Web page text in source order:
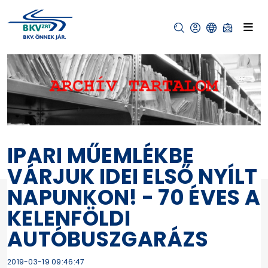
IPARI MŰEMLÉKBE
VÁRJUK IDEI ELSŐ NYÍLT
NAPUNKON! - 70 ÉVES A
KELENFÖLDI
AUTÓBUSZGARÁZS
2019-03-19 09:46:47